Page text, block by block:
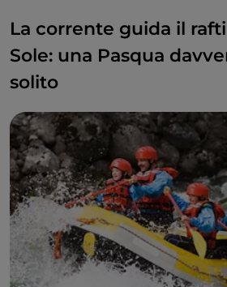
La corrente guida il
Sole: una Pasqua
solito